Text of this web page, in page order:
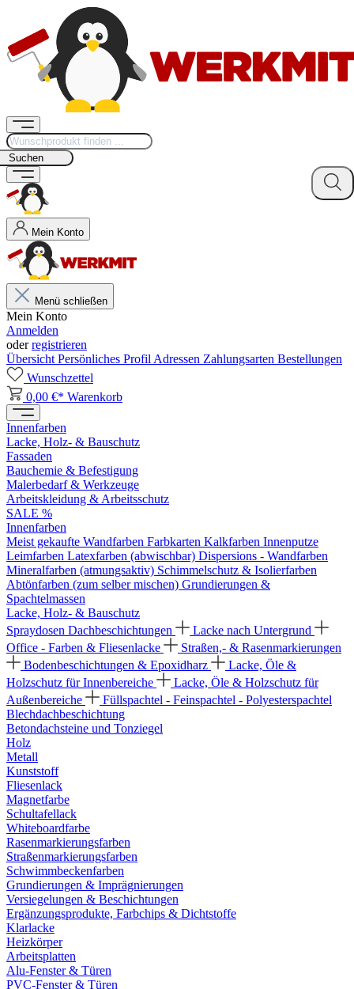
Suchen
Mein Konto
Menü schließen
Mein Konto
Anmelden
oderregistrieren
Übersicht Persönliches Profil Adressen Zahlungsarten Bestellungen
Wunschzettel
0,00 €* Warenkorb
Innenfarben
Lacke, Holz- & Bauschutz
Fassaden
Bauchemie & Befestigung
Malerbedarf & Werkzeuge
Arbeitskleidung & Arbeitsschutz
SALE %
Innenfarben
Meist gekaufte Wandfarben Farbkarten Kalkfarben Innenputze
Leimfarben Latexfarben (abwischbar) Dispersions - Wandfarben
Mineralfarben (atmungsaktiv) Schimmelschutz & Isolierfarben
Abtönfarben (zum selber mischen) Grundierungen &
Spachtelmassen
Lacke, Holz- & Bauschutz
Spraydosen Dachbeschichtungen
Lacke nach Untergrund
Office - Farben & Fliesenlacke
Straßen,- & Rasenmarkierungen
Bodenbeschichtungen & Epoxidharz
Lacke, Öle &
Holzschutz für Innenbereiche
Lacke, Öle & Holzschutz für
Außenbereiche
Füllspachtel - Feinspachtel - Polyesterspachtel
Blechdachbeschichtung
Betondachsteine und Tonziegel
Holz
Metall
Kunststoff
Fliesenlack
Magnetfarbe
Schultafellack
Whiteboardfarbe
Rasenmarkierungsfarben
Straßenmarkierungsfarben
Schwimmbeckenfarben
Grundierungen & Imprägnierungen
Versiegelungen & Beschichtungen
Ergänzungsprodukte, Farbchips & Dichtstoffe
Klarlacke
Heizkörper
Arbeitsplatten
Alu-Fenster & Türen
PVC-Fenster & Türen